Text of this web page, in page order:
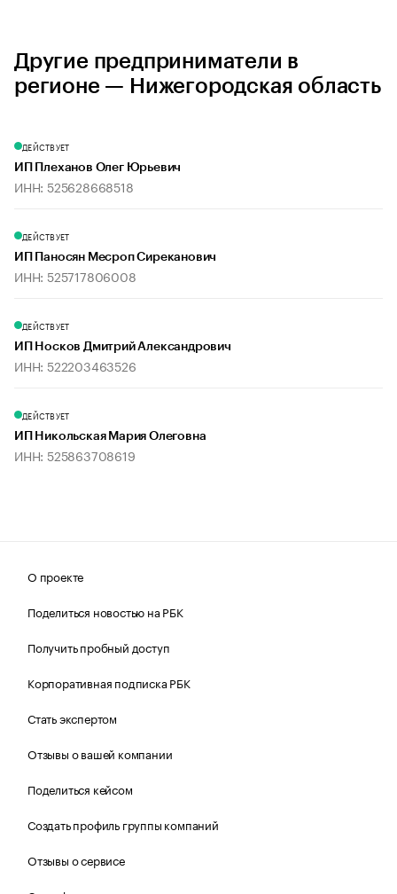
Другие предприниматели в
регионе — Нижегородская область
ДЕЙСТВУЕТ
ИП Плеханов Олег Юрьевич
ИНН: 525628668518
ДЕЙСТВУЕТ
ИП Паносян Месроп Сиреканович
ИНН: 525717806008
ДЕЙСТВУЕТ
ИП Носков Дмитрий Александрович
ИНН: 522203463526
ДЕЙСТВУЕТ
ИП Никольская Мария Олеговна
ИНН: 525863708619
О проекте
Поделиться новостью на РБК
Получить пробный доступ
Корпоративная подписка РБК
Стать экспертом
Отзывы о вашей компании
Поделиться кейсом
Создать профиль группы компаний
Отзывы о сервисе